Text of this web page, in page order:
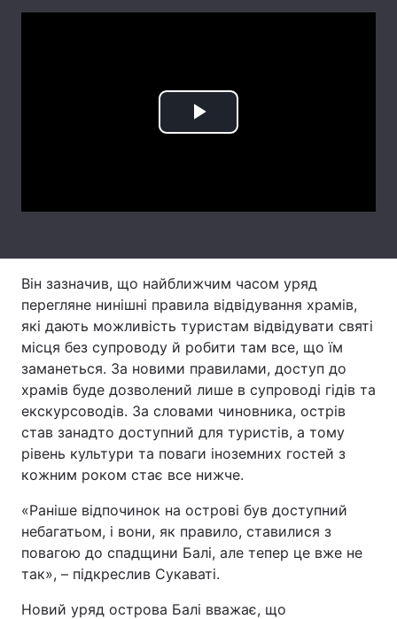
Контакти
Послуги
Тема оформлення
Play
Він зазначив, що найближчим часом уряд
перегляне нинішні правила відвідування храмів,
які дають можливість туристам відвідувати святі
місця без супроводу й робити там все, що їм
заманеться. За новими правилами, доступ до
храмів буде дозволений лише в супроводі гідів та
екскурсоводів. За словами чиновника, острів
став занадто доступний для туристів, а тому
рівень культури та поваги іноземних гостей з
кожним роком стає все нижче.
«Раніше відпочинок на острові був доступний
небагатьом, і вони, як правило, ставилися з
повагою до спадщини Балі, але тепер це вже не
так», – підкреслив Сукаваті.
Новий уряд острова Балі вважає, що